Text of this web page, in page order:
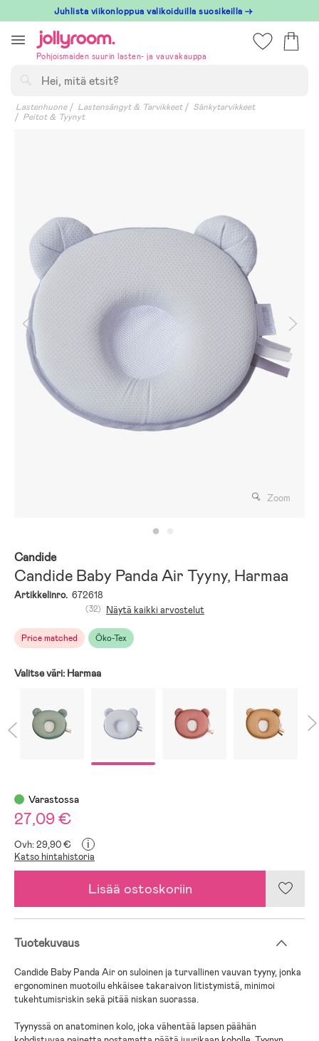
till
innehållet
Juhlista viikonloppua valikoiduilla suosikeilla →
Pohjoismaiden suurin lasten- ja vauvakauppa
Lastenhuone Lastensängyt & Tarvikkeet
Sänkytarvikkeet
Peitot & Tyynyt
Zoom
Candide
Candide Baby Panda Air Tyyny, Harmaa
Artikkelinro. 672618
Price matched Öko-Tex
(32) Näytä kaikki arvostelut
Valitse väri: Harmaa
Varastossa
27,09 €
Ovh: 29,90 € i
Katso hintahistoria
Lisää ostoskoriin
Tuotekuvaus
Candide Baby Panda Air on suloinen ja turvallinen vauvan tyyny, jonka
ergonominen muotoilu ehkäisee takaraivon litistymistä, minimoi
tukehtumisriskin sekä pitää niskan suorassa.
Tyynyssä on anatominen kolo, joka vähentää lapsen päähän